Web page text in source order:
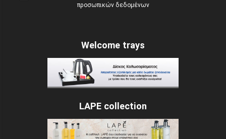
προσωπικών δεδομένων
Welcome trays
LAPE collection